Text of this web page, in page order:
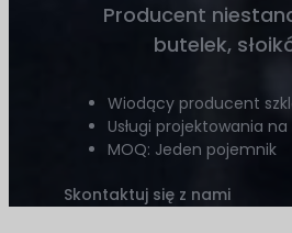
Butelki
Nasza
Producent
butelek,
Dostarczamy bezpłatne
butelek, aby pomóc Ci
hurtowego. Przetestuj nasze
bez ryzyka już